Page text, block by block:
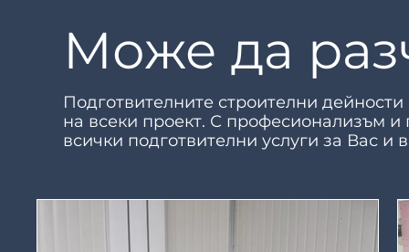
Може да
Подготвителните строителни
на всеки проект. С професионализъм
всички подготвителни услуги за Вас и